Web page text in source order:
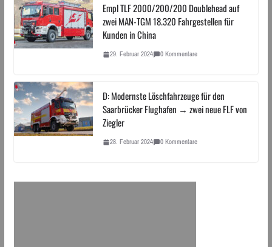
Empl TLF 2000/200/200 Doublehead auf
zwei MAN-TGM 18.320 Fahrgestellen für
Kunden in China
29. Februar 2024 0 Kommentare
D: Modernste Löschfahrzeuge für den
Saarbrücker Flughafen → zwei neue FLF von
Ziegler
28. Februar 2024 0 Kommentare